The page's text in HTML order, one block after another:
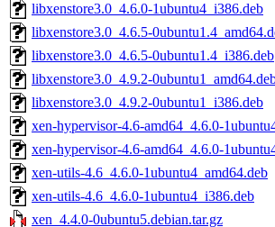
libxenstore3.0_4.6.0-1ubuntu4_i386.deb
libxenstore3.0_4.6.5-
libxenstore3.0_4.6.5-0ubuntu1.4_i386.deb
libxenstore3.0_4.9.2-
libxenstore3.0_4.9.2-0ubuntu1_i386.deb
xen-hypervisor-4.6-amd64_4.6.0-
xen-hypervisor-4.6-amd64_4.6.0-
xen-utils-4.6_4.6.0-1ubuntu4_amd64.deb
xen-utils-4.6_4.6.0-1ubuntu4_i386.deb
xen_4.4.0-0ubuntu5.debian.tar.gz